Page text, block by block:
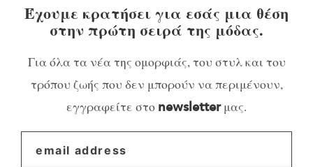
Έχουμε κρατήσει για εσάς μια θέση
στην πρώτη σειρά της μόδας.
Για όλα τα νέα της ομορφιάς, του στυλ και του
τρόπου ζωής που δεν μπορούν να περιμένουν,
εγγραφείτε στο newsletterμας.